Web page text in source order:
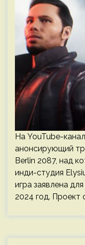
На YouTube-
анонсирующий
Berlin 2087, над
инди-студия
игра заявлена
2024 год. Проект